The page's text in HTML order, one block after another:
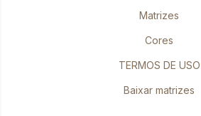
Matrizes
Cores
TERMOS DE USO
Baixar matrizes